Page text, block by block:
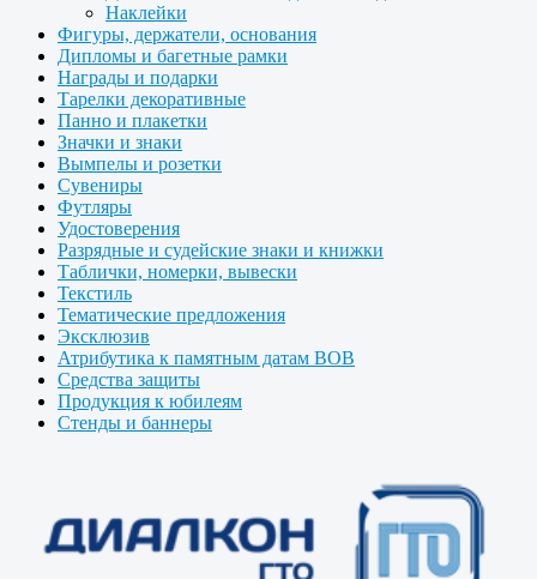
Наклейки
Фигуры, держатели, основания
Дипломы и багетные рамки
Награды и подарки
Тарелки декоративные
Панно и плакетки
Значки и знаки
Вымпелы и розетки
Сувениры
Футляры
Удостоверения
Разрядные и судейские знаки и книжки
Таблички, номерки, вывески
Текстиль
Тематические предложения
Эксклюзив
Атрибутика к памятным датам ВОВ
Средства защиты
Продукция к юбилеям
Стенды и баннеры